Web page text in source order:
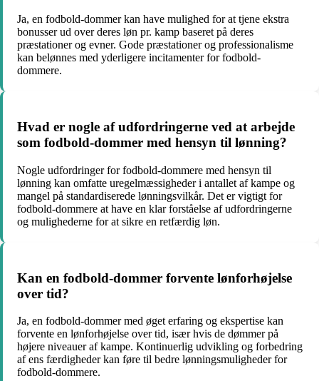
Ja, en fodbold-dommer kan have mulighed for at tjene ekstra
bonusser ud over deres løn pr. kamp baseret på deres
præstationer og evner. Gode præstationer og professionalisme
kan belønnes med yderligere incitamenter for fodbold-
dommere.
Hvad er nogle af udfordringerne ved at arbejde
som fodbold-dommer med hensyn til lønning?
Nogle udfordringer for fodbold-dommere med hensyn til
lønning kan omfatte uregelmæssigheder i antallet af kampe og
mangel på standardiserede lønningsvilkår. Det er vigtigt for
fodbold-dommere at have en klar forståelse af udfordringerne
og mulighederne for at sikre en retfærdig løn.
Kan en fodbold-dommer forvente lønforhøjelse
over tid?
Ja, en fodbold-dommer med øget erfaring og ekspertise kan
forvente en lønforhøjelse over tid, især hvis de dømmer på
højere niveauer af kampe. Kontinuerlig udvikling og forbedring
af ens færdigheder kan føre til bedre lønningsmuligheder for
fodbold-dommere.